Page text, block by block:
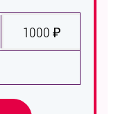
1000 ₽